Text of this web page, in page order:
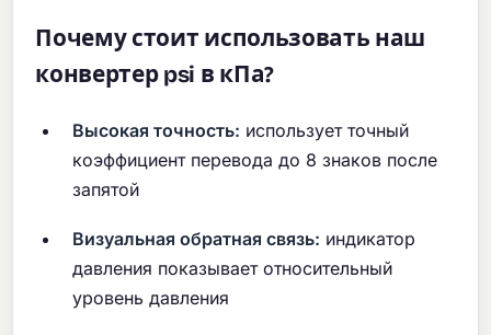
Почему стоит использовать наш
конвертер psi в кПа?
Высокая точность: использует точный
коэффициент перевода до 8 знаков после
запятой
Визуальная обратная связь: индикатор
давления показывает относительный
уровень давления